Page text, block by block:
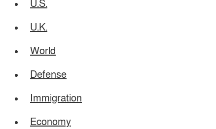
U.S.
U.K.
World
Defense
Immigration
Economy